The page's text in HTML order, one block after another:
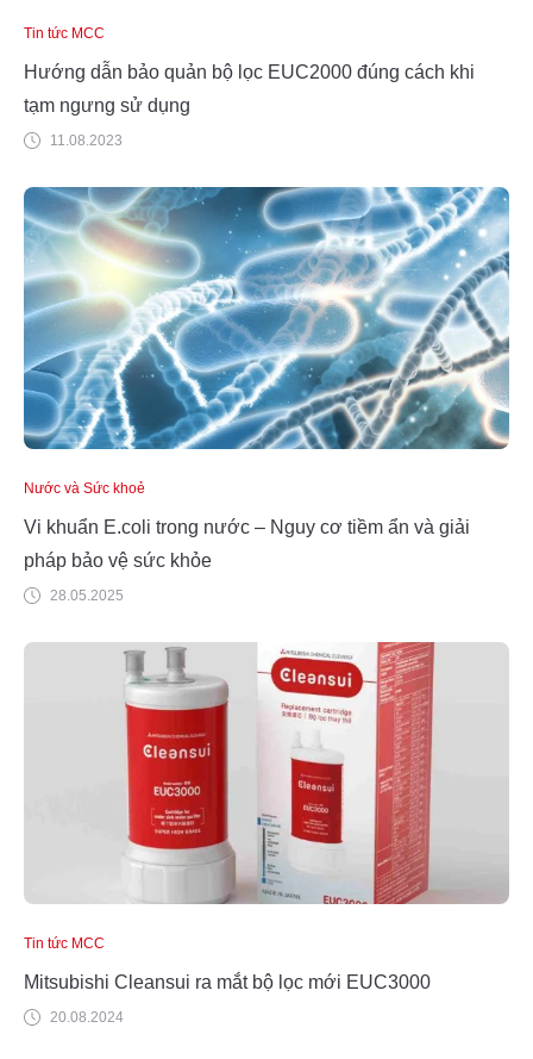
Tin tức MCC
Hướng dẫn bảo quản bộ lọc EUC2000 đúng cách khi
tạm ngưng sử dụng
11.08.2023
Nước và Sức khoẻ
Vi khuẩn E.coli trong nước – Nguy cơ tiềm ẩn và giải
pháp bảo vệ sức khỏe
28.05.2025
Tin tức MCC
Mitsubishi Cleansui ra mắt bộ lọc mới EUC3000
20.08.2024